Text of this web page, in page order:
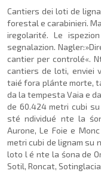
Cantiers dei loti de
forestal e carabinieri.
iregolarité. Le
segnalazion.
cantier per controlé«.
cantiers de loti, enviei
taié fora plánte morte,
da la tempesta Vaia e
de 60.424 metri cubi
sté ndividué nte la
Aurone, Le Foie e
metri cubi de lignam su
loto l é nte la śona de
Sotil, Roncat,